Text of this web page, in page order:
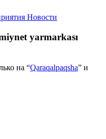
Новости
yarmarkası
на “Qaraqalpaqsha” и